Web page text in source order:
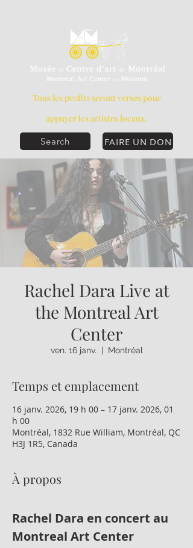
FAIRE UN DON
Tous les profits seront versés pour
appuyer les artistes locaux.
Search
Rachel Dara Live at
the Montreal Art
Center
ven. 16 janv. Montréal
Temps et emplacement
16 janv. 2026, 19 h 00 – 17 janv. 2026, 01
h 00
Montréal, 1832 Rue William, Montréal, QC
H3J 1R5, Canada
À propos
Rachel Dara en concert au
Montreal Art Center